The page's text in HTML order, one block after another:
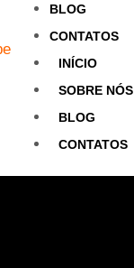
BLOG
CONTATOS
INÍCIO
SOBRE NÓS
BLOG
CONTATOS